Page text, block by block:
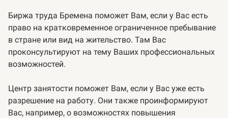
Биржа труда Бремена поможет Вам, если у Вас есть
право на кратковременное ограниченное пребывание
в стране или вид на жительство. Там Вас
проконсультируют на тему Ваших профессиональных
возможностей.
Центр занятости поможет Вам, если у Вас уже есть
разрешение на работу. Они также проинформируют
Вас, например, о возможностях повышения